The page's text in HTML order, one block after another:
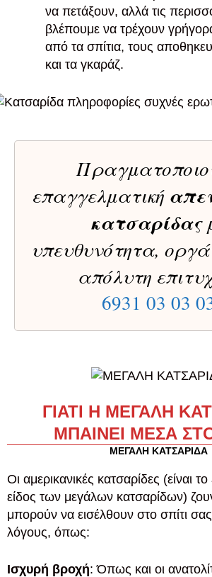
να πετάξουν, αλλά τις
βλέπουμε να τρέχουν
από τα σπίτια, τους
και τα γκαράζ.
επαγγελματική
κατσαρίδας
υπευθυνότητα,
απόλυτη
6931 03 03
ΓΙΑΤΙ Η ΜΕΓΑΛΗ
ΜΠΑΙΝΕΙ ΜΕΣΑ ΣΤΟ
ΜΕΓΑΛΗ ΚΑΤΣΑΡΙΔΑ
Οι αμερικανικές κατσαρίδες (είναι
είδος των μεγάλων κατσαρίδων)
μπορούν να εισέλθουν στο σπίτι
λόγους, όπως:
Ισχυρή βροχή: Όπως και οι